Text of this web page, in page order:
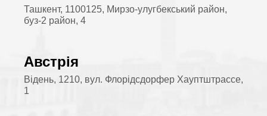
Ташкент, 1100125, Мирзо-улугбекський район,
буз-2 район, 4
Австрія
Відень, 1210, вул. Флорідсдорфер Хауптштрассе,
1